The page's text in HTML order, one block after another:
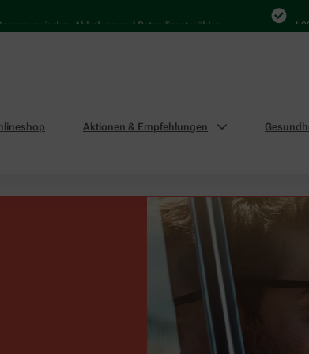
Abholung und Botendienst wählen 4.000 Mal
Aktionen & Empfehlungen